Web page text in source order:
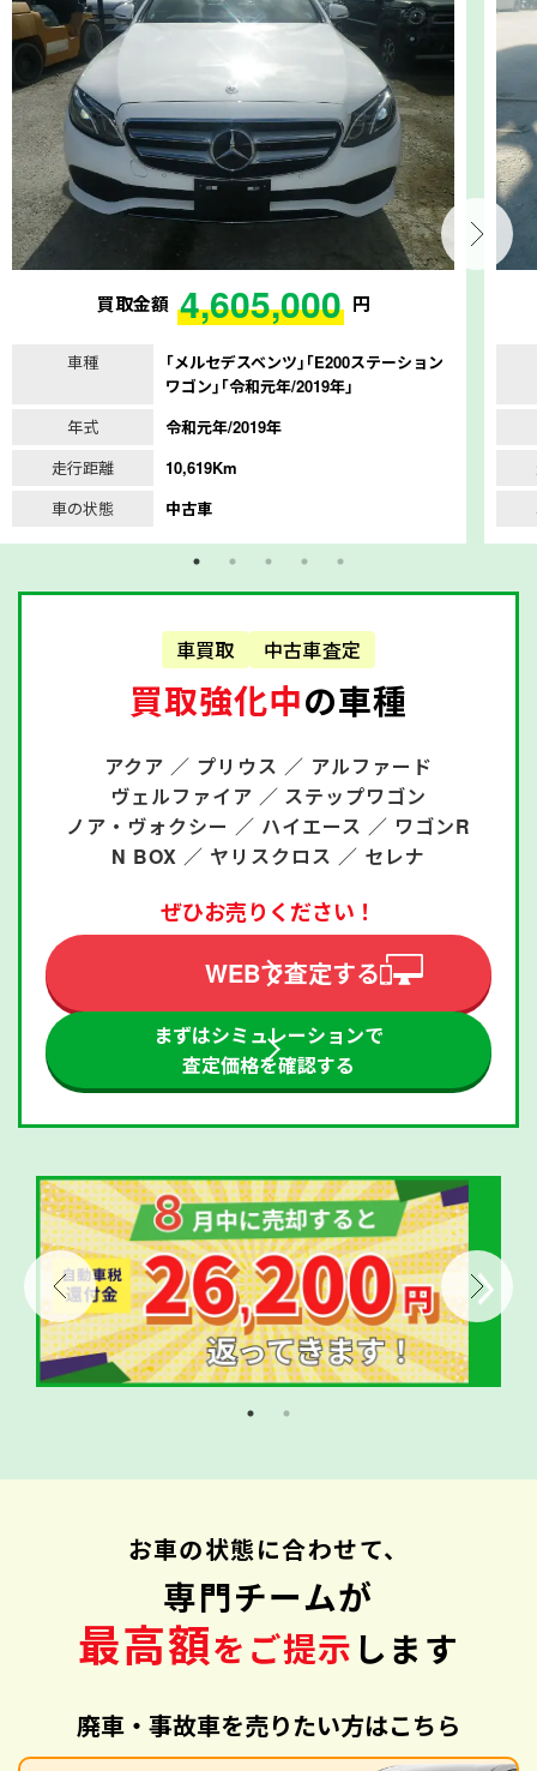
買取金額 4,605,000 円
車種
｢メルセデスベンツ｣｢E200ステーション
ワゴン｣｢令和元年/2019年｣
年式
令和元年/2019年
走行距離
10,619Km
車の状態
中古車
車買取 中古車査定
買取強化中の車種
アクア ／ プリウス ／ アルファード
ヴェルファイア ／ ステップワゴン
ノア・ヴォクシー ／ ハイエース ／ ワゴンR
N BOX ／ ヤリスクロス ／ セレナ
ぜひお売りください！
WEBで査定する
まずはシミュレーションで
査定価格を確認する
お車の状態に合わせて、
専門チームが
最高額をご提示 します
廃車・事故車を売りたい方はこちら